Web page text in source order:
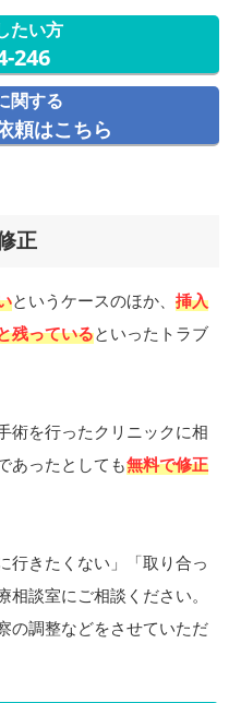
たい方
246
関する
頼はこちら
正
というケースのほか、 挿入
残っているといったトラブ
術を行ったクリニックに相
あったとしても無料で修正
行きたくない」「取り合っ
談室にご相談ください。
の調整などをさせていただ